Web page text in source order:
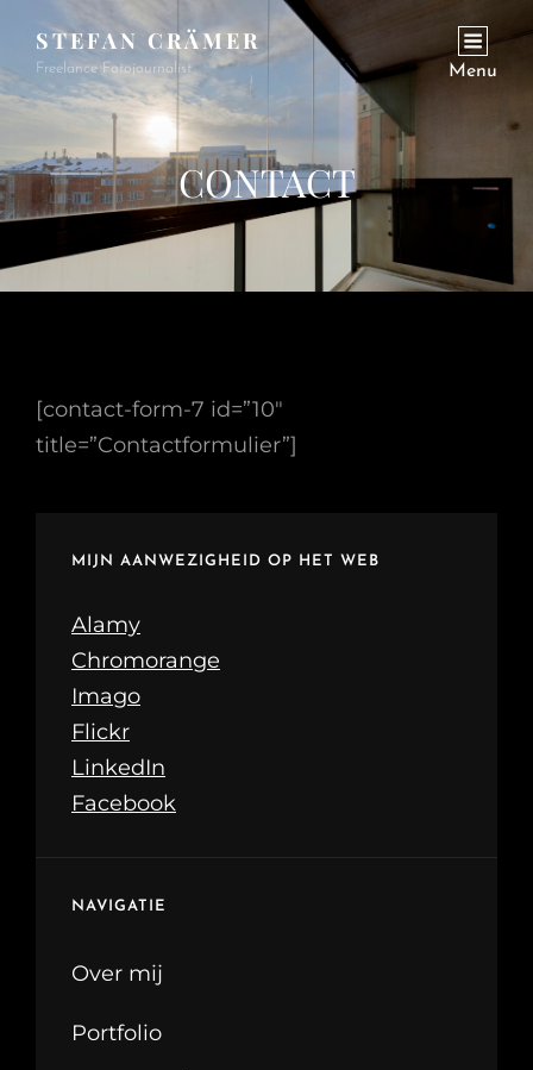
STEFAN CRÄMER
Freelance Fotojournalist Menu
CONTACT
[contact-form-7 id=”10″
title=”Contactformulier”]
MIJN AANWEZIGHEID OP HET WEB
Alamy
Chromorange
Imago
Flickr
LinkedIn
Facebook
NAVIGATIE
Over mij
Portfolio